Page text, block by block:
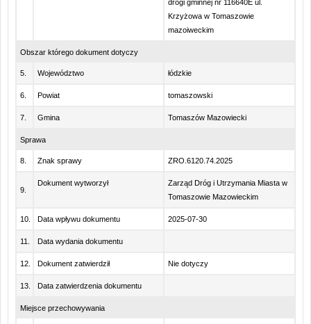
drogi gminnej nr 116640E ul.
Krzyżowa w Tomaszowie
mazoiweckim
Obszar którego dokument dotyczy
5. Województwo łódzkie
6. Powiat tomaszowski
7. Gmina Tomaszów Mazowiecki
Sprawa
8. Znak sprawy ZRO.6120.74.2025
9.
Dokument wytworzył
Zarząd Dróg i Utrzymania Miasta w
Tomaszowie Mazowieckim
10. Data wpływu dokumentu 2025-07-30
11. Data wydania dokumentu
12. Dokument zatwierdził Nie dotyczy
13. Data zatwierdzenia dokumentu
Miejsce przechowywania